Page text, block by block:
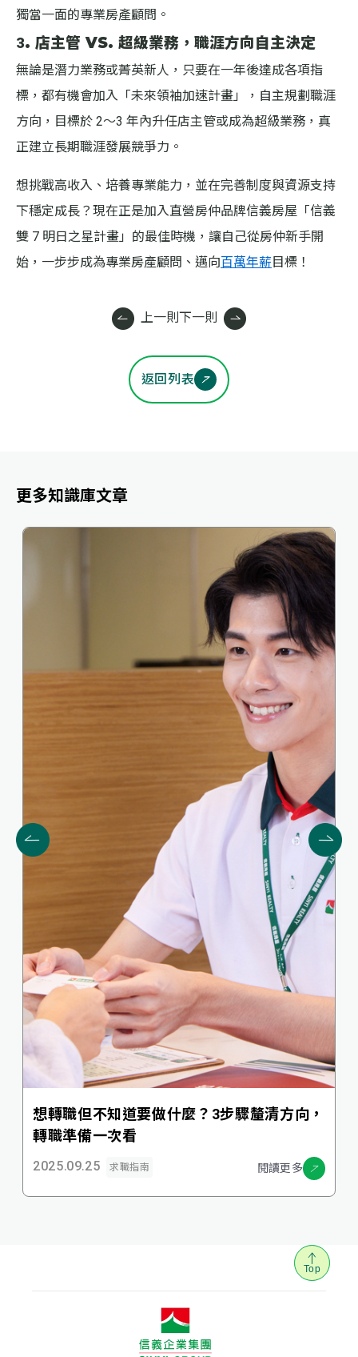
獨當一面的專業房產顧問。
3. 店主管 VS. 超級業務，職涯方向自主決定
無論是潛力業務或菁英新人，只要在一年後達成各項指
標，都有機會加入「未來領袖加速計畫」，自主規劃職涯
方向，目標於 2～3 年內升任店主管或成為超級業務，真
正建立長期職涯發展競爭力。
想挑戰高收入、培養專業能力，並在完善制度與資源支持
下穩定成長？現在正是加入直營房仲品牌信義房屋「信義
雙 7 明日之星計畫」的最佳時機，讓自己從房仲新手開
始，一步步成為專業房產顧問、邁向百萬年薪目標！
上一則下一則
返回列表
更多知識庫文章
想轉職但不知道要做什麼？3步驟釐清方向，
轉職準備一次看
2025.09.25 求職指南 閱讀更多
Top